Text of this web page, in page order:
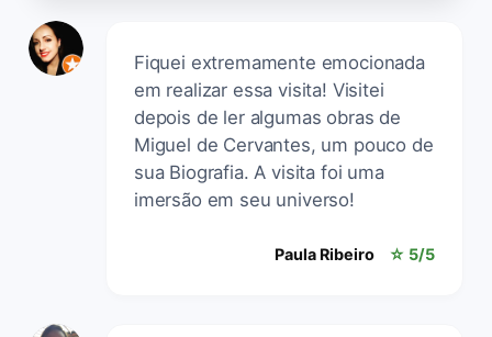
Fiquei extremamente emocionada
em realizar essa visita! Visitei
depois de ler algumas obras de
Miguel de Cervantes, um pouco de
sua Biografia. A visita foi uma
imersão em seu universo!
Paula Ribeiro ☆ 5/5